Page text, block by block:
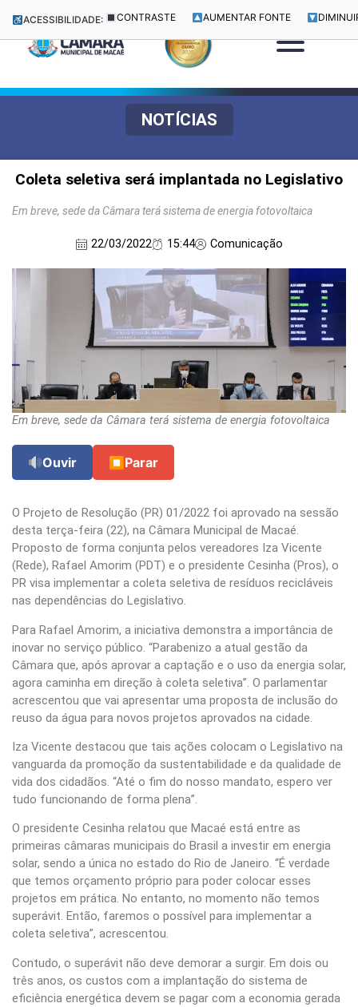
ACESSIBILIDADE: CONTRASTE AUMENTAR FONTE
NOTÍCIAS
Coleta seletiva será implantada no Legislativo
Em breve, sede da Câmara terá sistema de energia fotovoltaica
22/03/2022 15:44 Comunicação
Em breve, sede da Câmara terá sistema de energia fotovoltaica
Ouvir ⏹ Parar
O Projeto de Resolução (PR) 01/2022 foi aprovado na sessão
desta terça-feira (22), na Câmara Municipal de Macaé.
Proposto de forma conjunta pelos vereadores Iza Vicente
(Rede), Rafael Amorim (PDT) e o presidente Cesinha (Pros), o
PR visa implementar a coleta seletiva de resíduos recicláveis
nas dependências do Legislativo.
Para Rafael Amorim, a iniciativa demonstra a importância de
inovar no serviço público. “Parabenizo a atual gestão da
Câmara que, após aprovar a captação e o uso da energia solar,
agora caminha em direção à coleta seletiva”. O parlamentar
acrescentou que vai apresentar uma proposta de inclusão do
reuso da água para novos projetos aprovados na cidade.
Iza Vicente destacou que tais ações colocam o Legislativo na
vanguarda da promoção da sustentabilidade e da qualidade de
vida dos cidadãos. “Até o fim do nosso mandato, espero ver
tudo funcionando de forma plena”.
O presidente Cesinha relatou que Macaé está entre as
primeiras câmaras municipais do Brasil a investir em energia
solar, sendo a única no estado do Rio de Janeiro. “É verdade
que temos orçamento próprio para poder colocar esses
projetos em prática. No entanto, no momento não temos
superávit. Então, faremos o possível para implementar a
coleta seletiva”, acrescentou.
Contudo, o superávit não deve demorar a surgir. Em dois ou
três anos, os custos com a implantação do sistema de
eficiência energética devem se pagar com a economia gerada